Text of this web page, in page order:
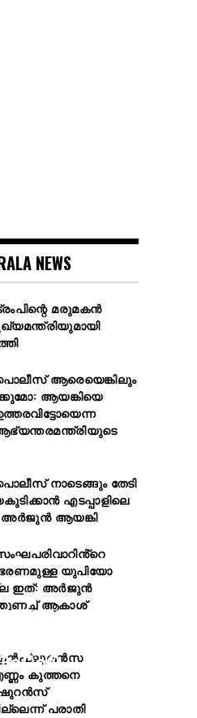
NEWS
മരുമകൻ
ആരെയെങ്കിലും
ആയങ്കിയെ
നാടെങ്ങും തേടി
എടപ്പാളിലെ
അർജുൻ ആയങ്കി
യുപിയോ
ഇത്: അര്‍ജുന്‍
ആകാശ്
കുത്തനെ
പരാതി